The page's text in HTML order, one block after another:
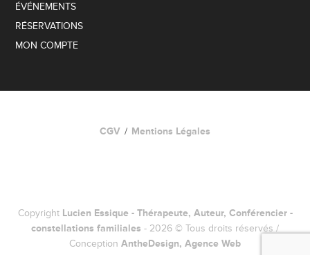
ÉVÉNEMENTS
RÉSERVATIONS
MON COMPTE
CGV Mentions Légales
Copyright Lucien Essique - Thérapeute, Auteur, Conférencier -
constellations familiales - 2026 © Tous droits réservés /
Conception AntheDesign, Agence Web